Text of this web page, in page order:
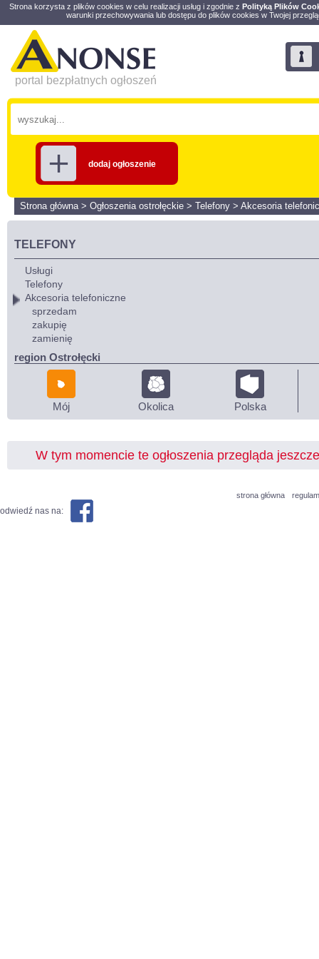
Strona korzysta z plików cookies w celu realizacji usług i zgodnie z Polityką Plików
warunki przechowywania lub dostępu do plików cookies w Twojej
portal bezpłatnych ogłoszeń
dodaj ogłoszenie
Strona główna> Ogłoszenia ostrołęckie > Telefony > Akcesoria
TELEFONY
Usługi
Telefony
Akcesoria telefoniczne
sprzedam
zakupię
zamienię
region Ostrołęcki
Mój Okolica Polska
W tym momencie te ogłoszenia przegląda
strona główna
odwiedź nas na: